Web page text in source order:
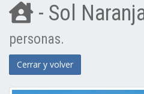
- Sol
personas.
Cerrar y volver